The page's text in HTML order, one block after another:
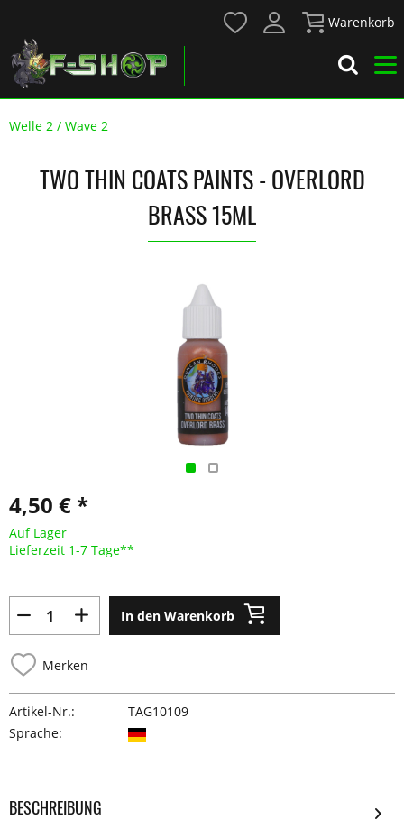
Warenkorb
Welle 2 / Wave 2
TWO THIN COATS PAINTS - OVERLORD
BRASS 15ML
4,50 € *
Auf Lager
Lieferzeit 1-7 Tage**
In den Warenkorb
Merken
Artikel-Nr.:
TAG10109
Sprache:
BESCHREIBUNG